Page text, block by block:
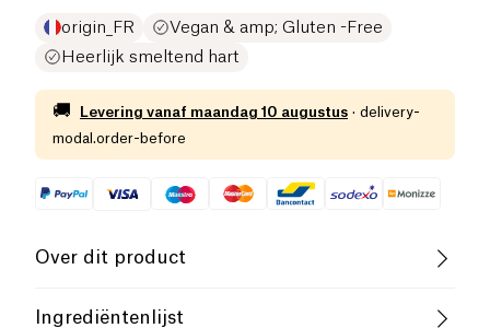
origin_FR
Vegan & amp; Gluten -Free
Heerlijk smeltend hart
🚚 Levering vanaf maandag 10 augustus · delivery-
modal.order-before
Over dit product
Vegan Glutenvrij (ingrediënten)
Ingrediëntenlijst